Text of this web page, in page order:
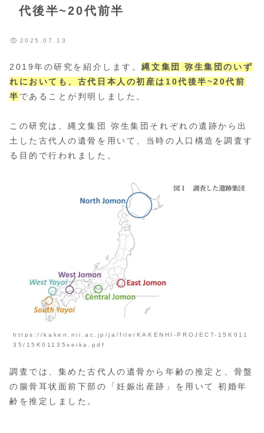
代後半~20代前半
2025.07.13
2019年の研究を紹介します。縄文集団 弥生集団のいず
れにおいても、古代日本人の初産は10代後半~20代前
半 であることが判明しました。
この研究は、縄文集団 弥生集団それぞれの遺跡から出
土した古代人の遺骨を用いて、当時の人口構造を調査す
る目的で行われました。
https://kaken.nii.ac.jp/ja/file/KAKENHI-PROJECT-15K011
35/15K01135seika.pdf
調査では、集めた古代人の遺骨から年齢の推定と、骨盤
の腸骨耳状面前下部の「妊娠出産跡」を用いて 初婚年
齢を推定しました。